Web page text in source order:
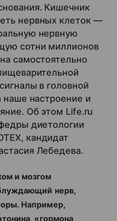
Кишечник
нервных клеток —
нервную
сотни миллионов
самостоятельно
в головной
наше настроение и
Об этом Life.ru
диетологии
кандидат
Лебедева.
и мозгом
нерв,
Например,
«гормона